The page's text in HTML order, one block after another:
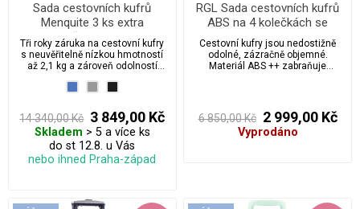
Sada cestovních kufrů
Menquite 3 ks extra
odlehčená kolekce
Tři roky záruka na cestovní kufry
s neuvěřitelně nízkou hmotností
až 2,1 kg a zároveň odolností
14 340,00 Kč 3 849,00 Kč
Skladem > 5 a více ks
do st 12.8. u Vás
nebo ihned Praha-západ
RGL Sada cestovních kufrů
ABS na 4 kolečkách se
zámky - SML520
Cestovní kufry jsou nedostižně
odolné, zázračně objemné.
Materiál ABS ++ zabraňuje
s velkou péčí a smyslem pro
detail.
6 850,00 Kč 2 999,00 Kč
Vyprodáno